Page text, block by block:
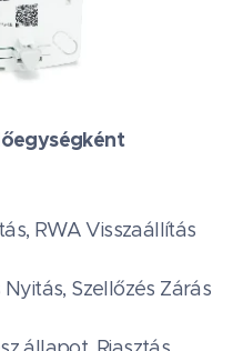
RWA Visszaállítás
Nyitás, Szellőzés Zárás